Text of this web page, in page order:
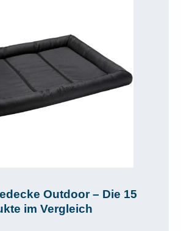
Outdoor – Die 15
im Vergleich